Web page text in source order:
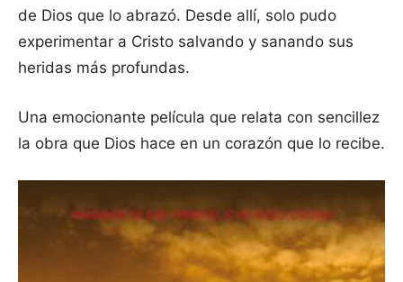
de Dios que lo abrazó. Desde allí, solo pudo
experimentar a Cristo salvando y sanando sus
heridas más profundas.
Una emocionante película que relata con sencillez
la obra que Dios hace en un corazón que lo recibe.